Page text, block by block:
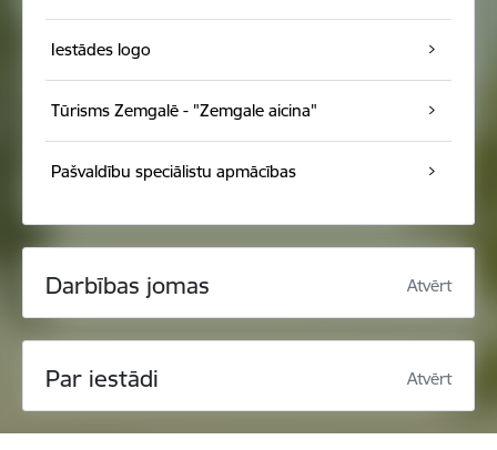
Iestādes logo
Tūrisms Zemgalē - "Zemgale aicina"
Pašvaldību speciālistu apmācības
Darbības jomas Atvērt
Par iestādi Atvērt